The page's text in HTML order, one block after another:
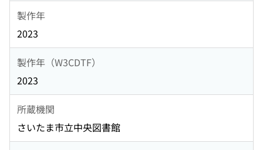
製作年
2023
製作年（W3CDTF）
2023
所蔵機関
さいたま市立中央図書館